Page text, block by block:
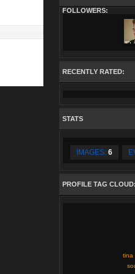
FOLLOWERS:
RECENTLY RATED:
STATS
IMAGES: 6
PROFILE TAG CLOUD:
tina